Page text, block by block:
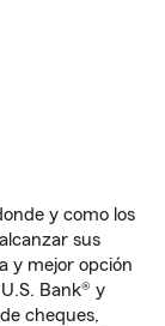
y como los
sus
y mejor opción
Bank® y
cheques,